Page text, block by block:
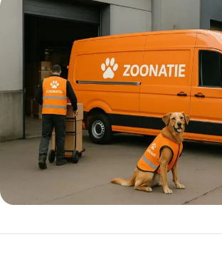
5% korting met code